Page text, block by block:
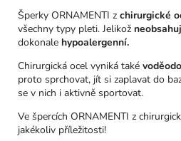
Šperky ORNAMENTI z chirurgické
všechny typy pleti. Jelikož
dokonale hypoalergenní.
Chirurgická ocel vyniká také
proto sprchovat, jít si zaplavat do
se v nich i aktivně sportovat.
Ve špercích ORNAMENTI z
jakékoliv příležitosti!